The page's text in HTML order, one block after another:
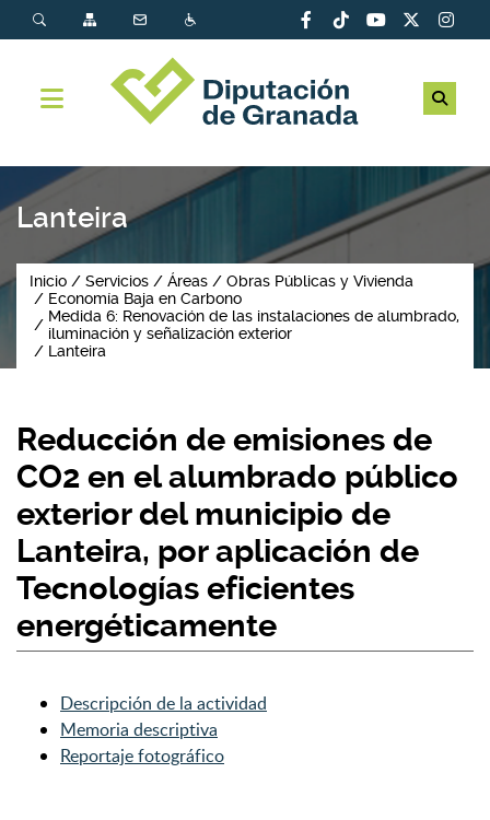
Lanteira
Inicio Servicios Áreas
Obras Públicas y Vivienda
Economía Baja en Carbono
Medida 6: Renovación de las instalaciones de alumbrado,
iluminación y señalización exterior
Lanteira
Reducción de emisiones de
CO2 en el alumbrado público
exterior del municipio de
Lanteira, por aplicación de
Tecnologías eficientes
energéticamente
Descripción de la actividad
Memoria descriptiva
Reportaje fotográfico